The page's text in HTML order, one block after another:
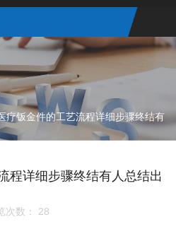
疗钣金件的工艺流程详细步骤终结有
程详细步骤终结有人总结出
次数： 28